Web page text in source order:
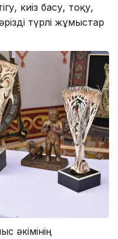
киіз басу, тоқу,
түрлі жұмыстар
әкімінің